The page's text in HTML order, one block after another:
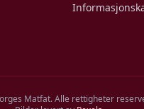
Matfat. Alle rettigheter